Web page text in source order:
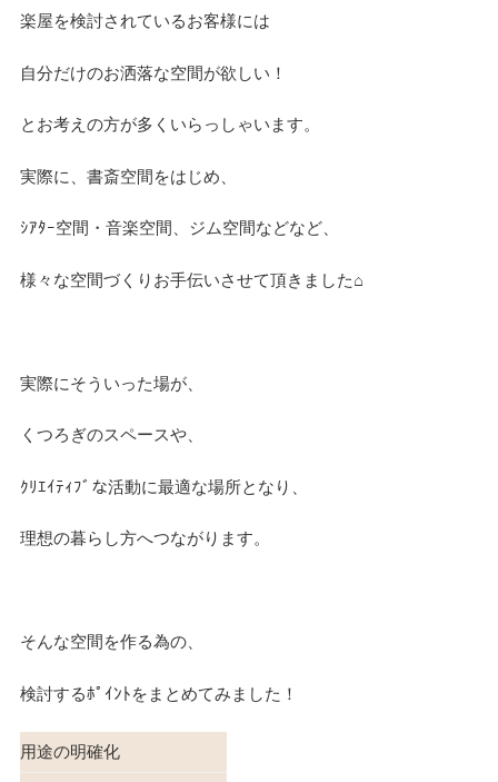
楽屋を検討されているお客様には
自分だけのお洒落な空間が欲しい！
とお考えの方が多くいらっしゃいます。
実際に、書斎空間をはじめ、
ｼｱﾀｰ空間・音楽空間、ジム空間などなど、
様々な空間づくりお手伝いさせて頂きました⌂
実際にそういった場が、
くつろぎのスペースや、
ｸﾘｴｲﾃｨﾌﾞな活動に最適な場所となり、
理想の暮らし方へつながります。
そんな空間を作る為の、
検討するﾎﾟｲﾝﾄをまとめてみました！
用途の明確化
デザイン
施工グループ
未分類